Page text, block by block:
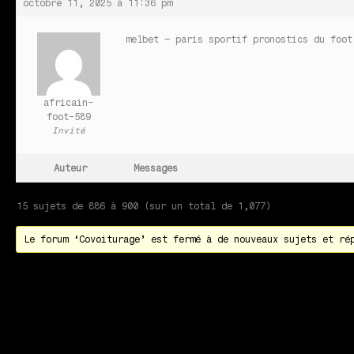
octobre 11, 2025 à 11:36 pm
africain-
foot-589
Invité
melbet – paris sportif pronostics du foot
Auteur Messages
15 sujets de 886 à 900 (sur un total de 1,077)
Le forum ‘Covoiturage’ est fermé à de nouveaux sujets et